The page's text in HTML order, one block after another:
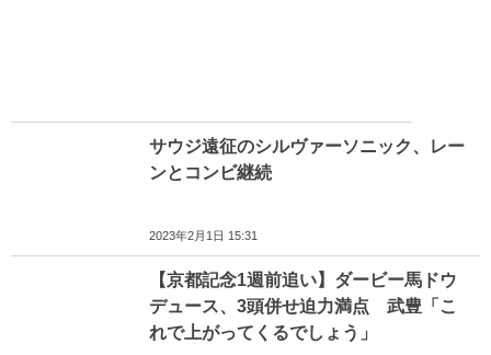
サウジ遠征のシルヴァーソニック、レー
ンとコンビ継続
2023年2月1日 15:31
【京都記念1週前追い】ダービー馬ドウ
デュース、3頭併せ迫力満点 武豊「こ
れで上がってくるでしょう」